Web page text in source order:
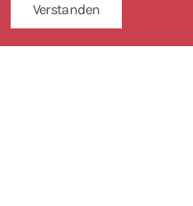
Verstanden